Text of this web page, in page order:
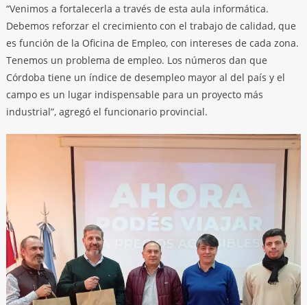
“Venimos a fortalecerla a través de esta aula informática.
Debemos reforzar el crecimiento con el trabajo de calidad, que
es función de la Oficina de Empleo, con intereses de cada zona.
Tenemos un problema de empleo. Los números dan que
Córdoba tiene un índice de desempleo mayor al del país y el
campo es un lugar indispensable para un proyecto más
industrial”, agregó el funcionario provincial.